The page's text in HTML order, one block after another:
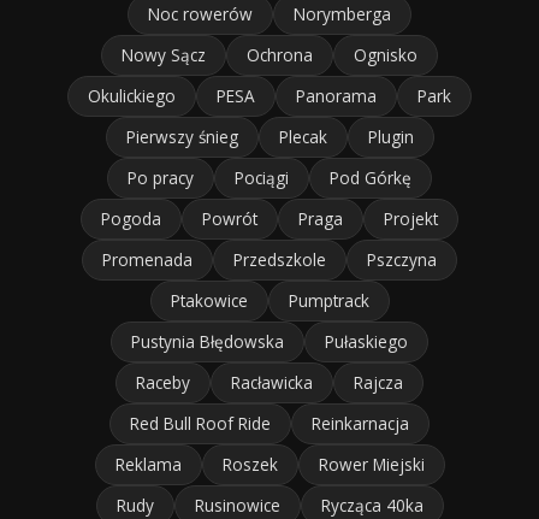
Noc rowerów
Norymberga
Nowy Sącz
Ochrona
Ognisko
Okulickiego
PESA Panorama
Park
Pierwszy śnieg
Plecak
Plugin
Po pracy
Pociągi
Pod Górkę
Pogoda
Powrót Praga
Projekt
Promenada
Przedszkole
Pszczyna
Ptakowice
Pumptrack
Pustynia Błędowska
Pułaskiego
Raceby
Racławicka
Rajcza
Red Bull Roof Ride
Reinkarnacja
Reklama
Roszek
Rower Miejski
Rudy
Rusinowice
Rycząca 40ka